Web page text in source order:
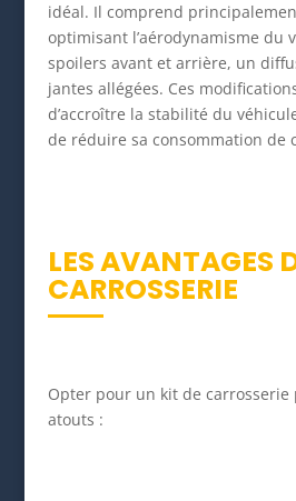
idéal. Il comprend
optimisant l’aérodynamisme du
spoilers avant et arrière, un
jantes allégées. Ces
d’accroître la stabilité du
de réduire sa consommation de
LES AVANTAGES
CARROSSERIE
Opter pour un kit de
atouts :